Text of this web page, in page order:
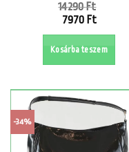
14290Ft
Original
14290 Ft.
7970 Ft
Current
price
is:
7970 Ft.
Kosárba teszem
-34%